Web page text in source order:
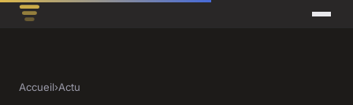
Accueil›Actu